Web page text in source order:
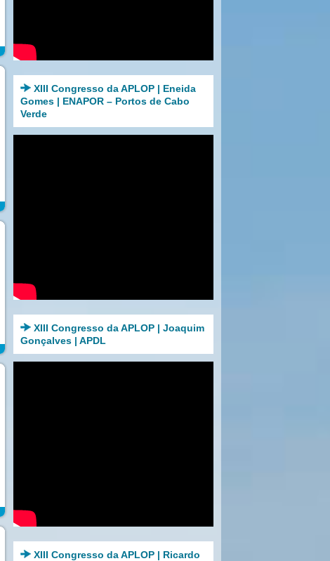
XIII Congresso da APLOP | Eneida
Gomes | ENAPOR – Portos de Cabo
Verde
XIII Congresso da APLOP | Joaquim
Gonçalves | APDL
XIII Congresso da APLOP | Ricardo